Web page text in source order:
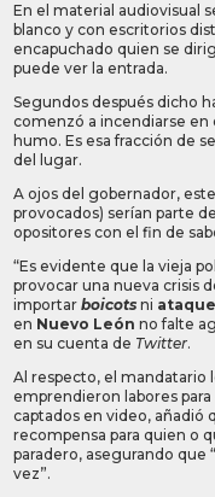
En el material audiovisual
blanco y con escritorios
encapuchado quien se
puede ver la entrada.
Segundos después dicho
comenzó a incendiarse
humo. Es esa fracción de
del lugar.
A ojos del gobernador,
provocados) serían parte
opositores con el fin de
“Es evidente que la vieja
provocar una nueva crisis
importarboicotsni
en Nuevo León no falte
en su cuenta de Twitter.
Al respecto, el mandatario
emprendieron labores
captados en video, añadió
recompensa para quien o
paradero, asegurando que
vez”.